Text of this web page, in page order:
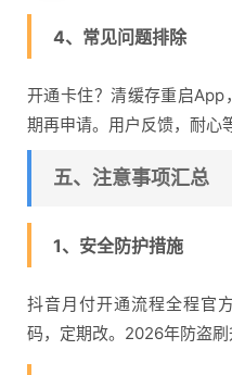
4、常见问题排除
开通卡住？清缓存重启App
期再申请。用户反馈，耐心
五、注意事项汇总
1、安全防护措施
抖音月付开通流程全程官
码，定期改。2026年防盗刷